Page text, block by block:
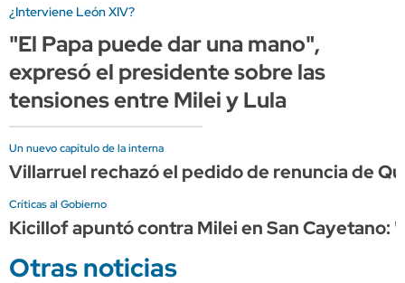
¿Interviene León XIV?
"El Papa puede dar una mano",
expresó el presidente sobre las
tensiones entre Milei y Lula
Un nuevo capítulo de la interna
Villarruel rechazó el pedido de renuncia de
Críticas al Gobierno
Kicillof apuntó contra Milei en San Cayetano:
Otras noticias